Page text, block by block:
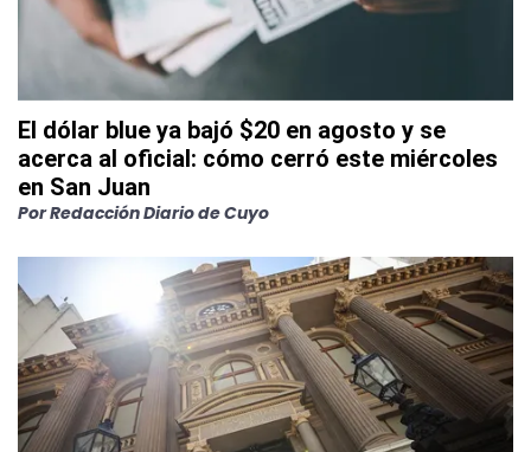
El dólar blue ya bajó $20 en agosto y se
acerca al oficial: cómo cerró este miércoles
en San Juan
PorRedacción Diario de Cuyo